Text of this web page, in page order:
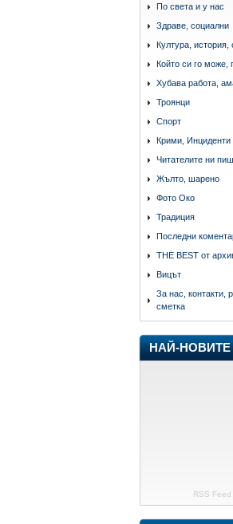
По света и у нас
Здраве, социални
Култура, история,
Който си го може,
Хубава работа,
Троянци
Спорт
Крими, Инциденти
Читателите ни
Жълто, шарено
Фото Око
Традиция
Последни
THE BEST от
Вицът
За нас, контакти,
сметка
НАЙ-НОВИТЕ
RSS Feed